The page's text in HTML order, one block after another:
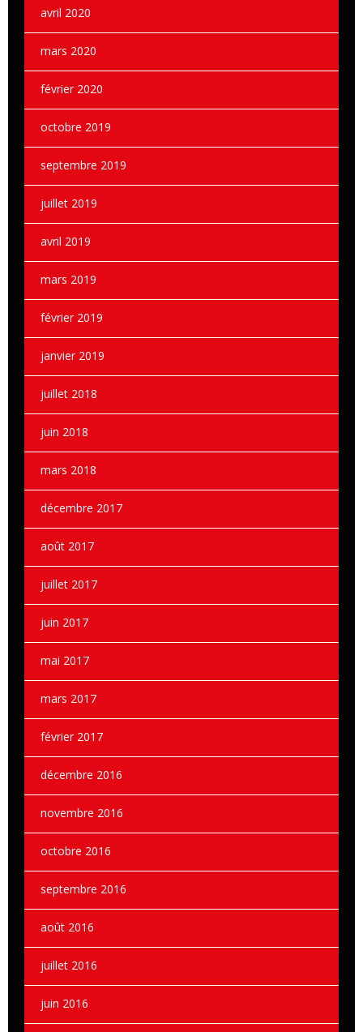
avril 2020
mars 2020
février 2020
octobre 2019
septembre 2019
juillet 2019
avril 2019
mars 2019
février 2019
janvier 2019
juillet 2018
juin 2018
mars 2018
décembre 2017
août 2017
juillet 2017
juin 2017
mai 2017
mars 2017
février 2017
décembre 2016
novembre 2016
octobre 2016
septembre 2016
août 2016
juillet 2016
juin 2016